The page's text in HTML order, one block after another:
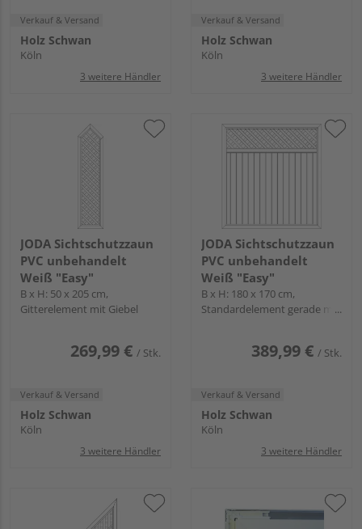
Verkauf & Versand
Holz Schwan
Köln
3 weitere Händler
Verkauf & Versand
Holz Schwan
Köln
3 weitere Händler
JODA Sichtschutzzaun
PVC unbehandelt
Weiß "Easy"
B x H: 50 x 205 cm,
Gitterelement mit Giebel
269,99 € / Stk.
Verkauf & Versand
Holz Schwan
Köln
3 weitere Händler
JODA Sichtschutzzaun
PVC unbehandelt
Weiß "Easy"
B x H: 180 x 170 cm,
Standardelement gerade mit
389,99 € / Stk.
Verkauf & Versand
Holz Schwan
Köln
3 weitere Händler